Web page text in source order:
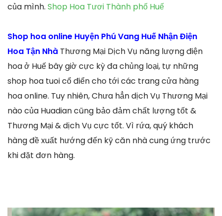
của mình. Shop Hoa Tươi Thành phố Huế
Shop hoa online Huyện Phú Vang Huế Nhận Điện
Hoa Tận Nhà Thương Mại Dịch Vụ năng lượng điện
hoa ở Huế bây giờ cực kỳ đa chủng loại, tự những
shop hoa tuoi cổ điển cho tới các trang cửa hàng
hoa online. Tuy nhiên, Chưa hẳn dịch Vụ Thương Mại
nào của Huadian cũng bảo đảm chất lượng tốt &
Thương Mại & dịch Vụ cực tốt. Vì rứa, quý khách
hàng đề xuất hướng đến kỹ căn nhà cung ứng trước
khi đặt đơn hàng.